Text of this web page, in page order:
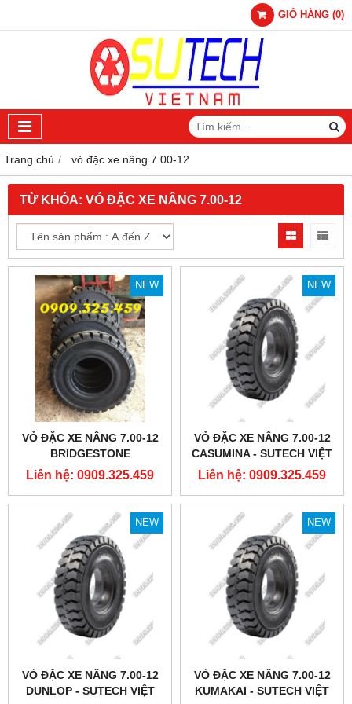
GIỎ HÀNG (0)
Trang chủ vỏ đặc xe nâng 7.00-12
TỪ KHÓA: VỎ ĐẶC XE NÂNG 7.00-12
NEW
VỎ ĐẶC XE NÂNG 7.00-12
BRIDGESTONE
Liên hệ: 0909.325.459
NEW
VỎ ĐẶC XE NÂNG 7.00-12
CASUMINA - SUTECH VIỆT
NAM
Liên hệ: 0909.325.459
NEW
VỎ ĐẶC XE NÂNG 7.00-12
DUNLOP - SUTECH VIỆT
NEW
VỎ ĐẶC XE NÂNG 7.00-12
KUMAKAI - SUTECH VIỆT